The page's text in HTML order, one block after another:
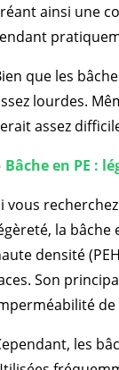
ainsi une
que les
lourdes.
assez
Bâche en PE :
vous
la bâche
densité
Son
de
les